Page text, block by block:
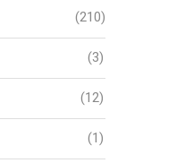
(210)
(3)
(12)
(1)